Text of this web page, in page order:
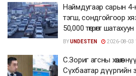
Наймдугаар сарын 4-
тэгш, сондгойгоор
50,000 төгрөгт
BYUNDESTEN 2026-08-03
С.Зориг агсны хөшөөг
Сүхбаатар дүүргийн